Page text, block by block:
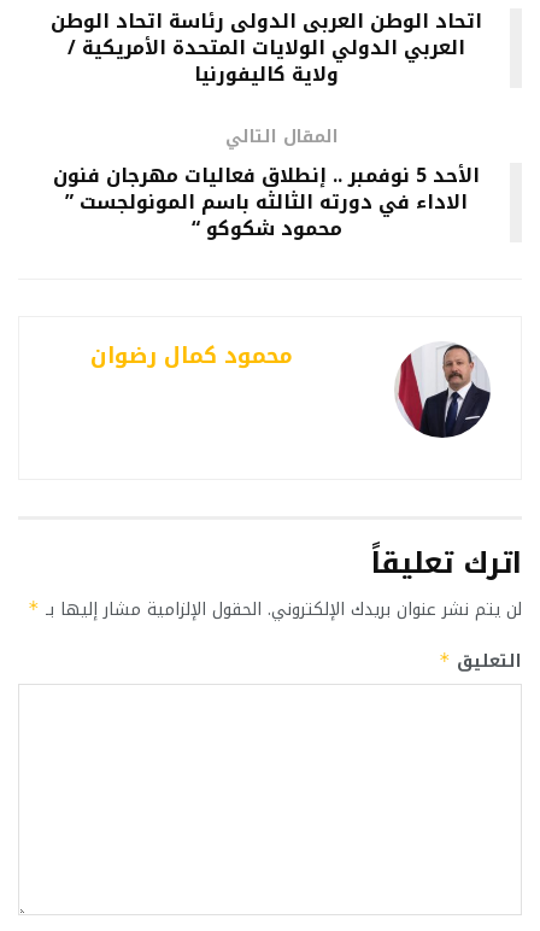
اتحاد الوطن العربى الدولى رئاسة اتحاد الوطن
العربي الدولي الولايات المتحدة الأمريكية /
ولاية كاليفورنيا
المقال التالي
الأحد 5 نوفمبر .. إنطلاق فعاليات مهرجان فنون
الاداء في دورته الثالثه باسم المونولجست ”
محمود شكوكو “
محمود كمال رضوان
اترك تعليقاً
لن يتم نشر عنوان بريدك الإلكتروني. الحقول الإلزامية مشار إليها بـ *
التعليق *